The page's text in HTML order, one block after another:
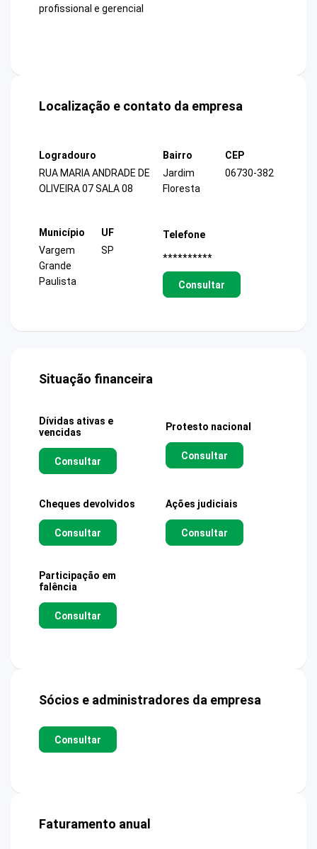
profissional e gerencial
Localização e contato da empresa
Logradouro
RUA MARIA ANDRADE DE
OLIVEIRA 07 SALA 08
Bairro
Jardim
Floresta
CEP
06730-382
Município
Vargem
Grande
Paulista
UF
SP
Telefone
**********
Consultar
Situação financeira
Dívidas ativas e
vencidas
Consultar
Protesto nacional
Consultar
Cheques devolvidos
Consultar
Ações judiciais
Consultar
Participação em
falência
Consultar
Sócios e administradores da empresa
Consultar
Faturamento anual